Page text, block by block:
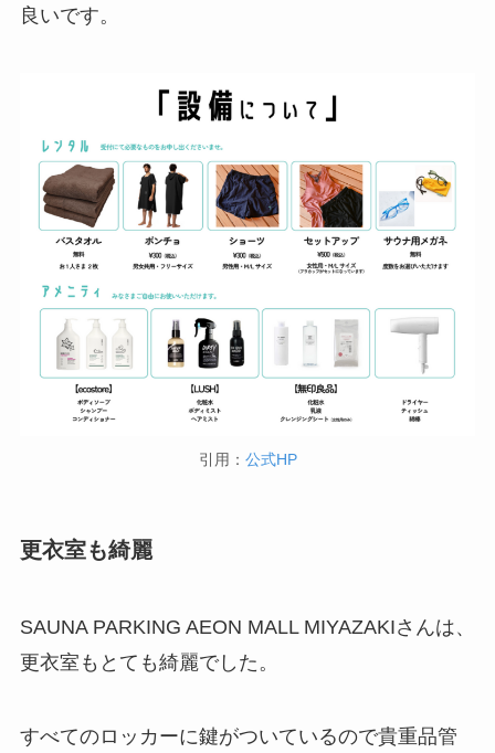
良いです。
引用： 公式HP
更衣室も綺麗
SAUNA PARKING AEON MALL MIYAZAKIさんは、
更衣室もとても綺麗でした。
すべてのロッカーに鍵がついているので貴重品管